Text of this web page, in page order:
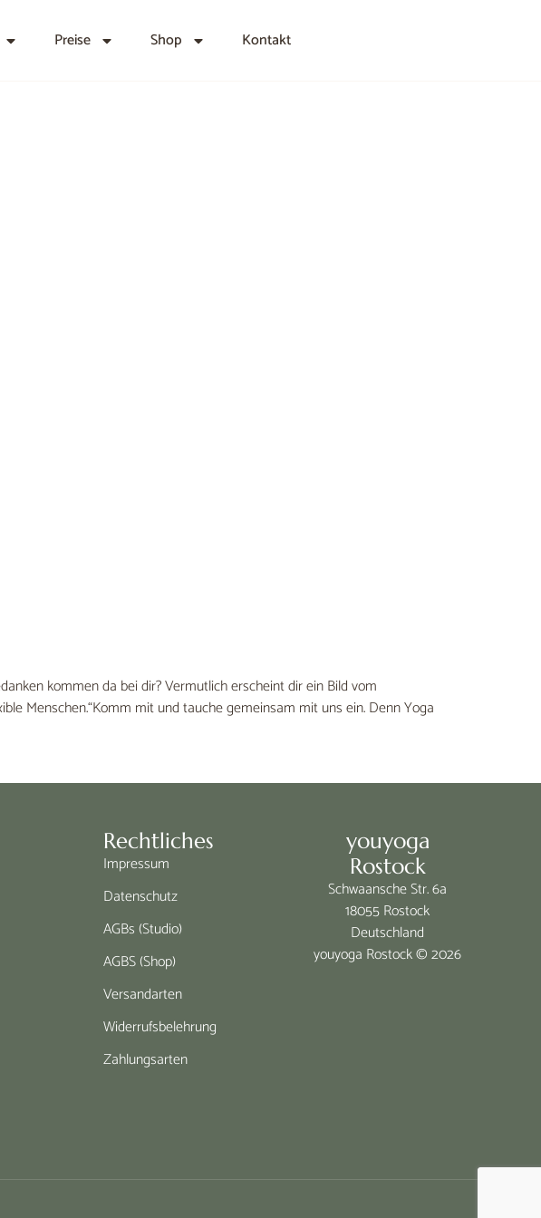
Preise Shop Kontakt
kommen da bei dir? Vermutlich erscheint dir ein Bild vom
Menschen.“Komm mit und tauche gemeinsam mit uns ein. Denn Yoga
Rechtliches
Impressum
Datenschutz
AGBs (Studio)
AGBS (Shop)
Versandarten
Widerrufsbelehrung
Zahlungsarten
youyoga
Rostock
Schwaansche Str. 6a
18055 Rostock
Deutschland
youyoga Rostock © 2026